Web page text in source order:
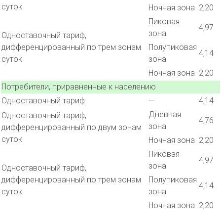
суток
Ночная зона 2,20
Одноставочный тариф,
дифференцированный по трем зонам
суток
Пиковая
зона
4,97
Полупиковая
зона
4,14
Ночная зона 2,20
Потребители, приравненные к населению
Одноставочный тариф
—
4,14
Одноставочный тариф,
дифференцированный по двум зонам
суток
Дневная
зона
4,76
Ночная зона 2,20
Одноставочный тариф,
дифференцированный по трем зонам
суток
Пиковая
зона
4,97
Полупиковая
зона
4,14
Ночная зона 2,20